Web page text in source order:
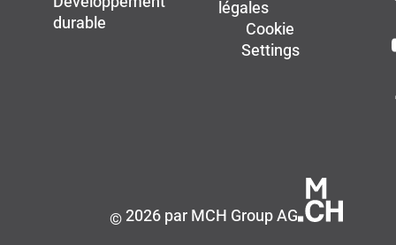
durable
légales
Cookie
Settings
©2026 par MCH Group AG